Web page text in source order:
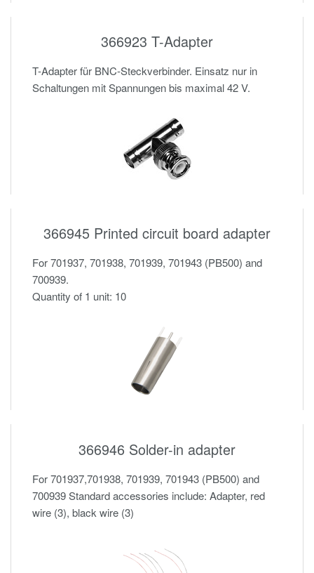
366923 T-Adapter
T-Adapter für BNC-Steckverbinder. Einsatz nur in
Schaltungen mit Spannungen bis maximal 42 V.
366945 Printed circuit board adapter
For 701937, 701938, 701939, 701943 (PB500) and
700939.
Quantity of 1 unit: 10
366946 Solder-in adapter
For 701937,701938, 701939, 701943 (PB500) and
700939 Standard accessories include: Adapter, red
wire (3), black wire (3)